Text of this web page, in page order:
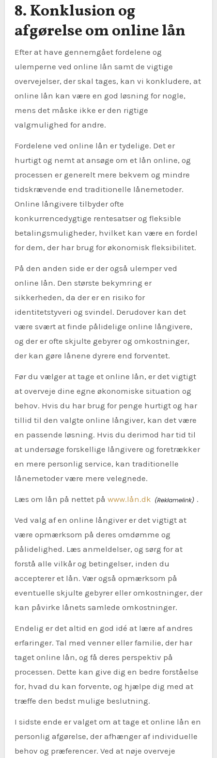
8. Konklusion og
afgørelse om online lån
Efter at have gennemgået fordelene og
ulemperne ved online lån samt de vigtige
overvejelser, der skal tages, kan vi konkludere, at
online lån kan være en god løsning for nogle,
mens det måske ikke er den rigtige
valgmulighed for andre.
Fordelene ved online lån er tydelige. Det er
hurtigt og nemt at ansøge om et lån online, og
processen er generelt mere bekvem og mindre
tidskrævende end traditionelle lånemetoder.
Online långivere tilbyder ofte
konkurrencedygtige rentesatser og fleksible
betalingsmuligheder, hvilket kan være en fordel
for dem, der har brug for økonomisk fleksibilitet.
På den anden side er der også ulemper ved
online lån. Den største bekymring er
sikkerheden, da der er en risiko for
identitetstyveri og svindel. Derudover kan det
være svært at finde pålidelige online långivere,
og der er ofte skjulte gebyrer og omkostninger,
der kan gøre lånene dyrere end forventet.
Før du vælger at tage et online lån, er det vigtigt
at overveje dine egne økonomiske situation og
behov. Hvis du har brug for penge hurtigt og har
tillid til den valgte online långiver, kan det være
en passende løsning. Hvis du derimod har tid til
at undersøge forskellige långivere og foretrækker
en mere personlig service, kan traditionelle
lånemetoder være mere velegnede.
Læs om lån på nettet på www.lån.dk .
Ved valg af en online långiver er det vigtigt at
være opmærksom på deres omdømme og
pålidelighed. Læs anmeldelser, og sørg for at
forstå alle vilkår og betingelser, inden du
accepterer et lån. Vær også opmærksom på
eventuelle skjulte gebyrer eller omkostninger, der
kan påvirke lånets samlede omkostninger.
Endelig er det altid en god idé at lære af andres
erfaringer. Tal med venner eller familie, der har
taget online lån, og få deres perspektiv på
processen. Dette kan give dig en bedre forståelse
for, hvad du kan forvente, og hjælpe dig med at
træffe den bedst mulige beslutning.
I sidste ende er valget om at tage et online lån en
personlig afgørelse, der afhænger af individuelle
behov og præferencer. Ved at nøje overveje